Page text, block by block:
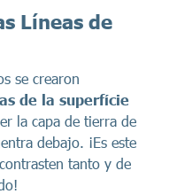
Líneas de
se crearon
de la superfície
la capa de tierra de
debajo. ¡Es este
tanto y de